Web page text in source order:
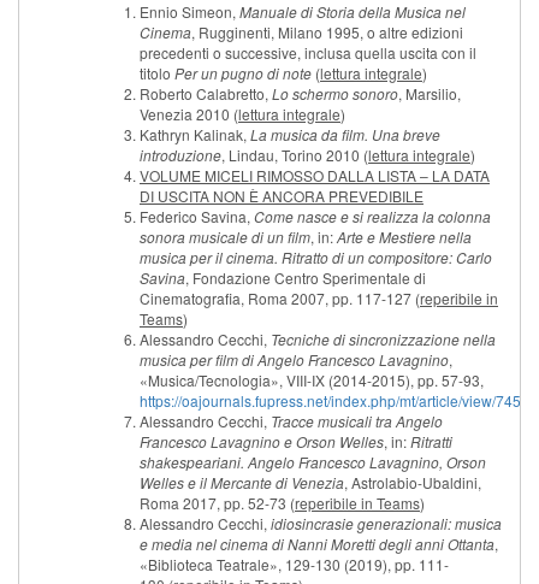
Ennio Simeon, Manuale di Storia della Musica nel
Cinema, Rugginenti, Milano 1995, o altre edizioni
precedenti o successive, inclusa quella uscita con il
titolo Per un pugno di note (lettura integrale)
Roberto Calabretto, Lo schermo sonoro, Marsilio,
Venezia 2010 (lettura integrale)
Kathryn Kalinak, La musica da film. Una breve
introduzione, Lindau, Torino 2010 (lettura integrale)
VOLUME MICELI RIMOSSO DALLA LISTA – LA DATA
DI USCITA NON È ANCORA PREVEDIBILE
Federico Savina, Come nasce e si realizza la colonna
sonora musicale di un film, in:Arte e Mestiere nella
musica per il cinema. Ritratto di un compositore: Carlo
Savina, Fondazione Centro Sperimentale di
Cinematografia, Roma 2007, pp. 117-127 (reperibile in
Teams)
Alessandro Cecchi, Tecniche di sincronizzazione nella
musica per film di Angelo Francesco Lavagnino,
«Musica/Tecnologia», VIII-IX (2014-2015), pp. 57-93,
https://oajournals.fupress.net/index.php/mt/article/view/7459/
Alessandro Cecchi, Tracce musicali tra Angelo
Francesco Lavagnino e Orson Welles, in:Ritratti
shakespeariani. Angelo Francesco Lavagnino, Orson
Welles e il Mercante di Venezia, Astrolabio-Ubaldini,
Roma 2017, pp. 52-73 (reperibile in Teams)
Alessandro Cecchi, idiosincrasie generazionali: musica
e media nel cinema di Nanni Moretti degli anni Ottanta,
«Biblioteca Teatrale», 129-130 (2019), pp. 111-